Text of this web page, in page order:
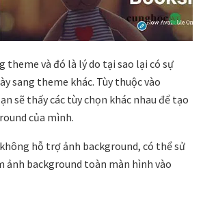
và đó là lý do tại sao lại có sự
sang theme khác. Tùy thuộc vào
sẽ thấy các tùy chọn khác nhau để tạo
của mình.
hỗ trợ ảnh background, có thể sử
ảnh background toàn màn hình vào